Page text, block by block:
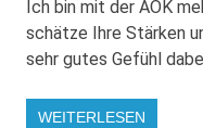
Ich bin mit der AOK
schätze Ihre Stärken
sehr gutes Gefühl
WEITERLESEN